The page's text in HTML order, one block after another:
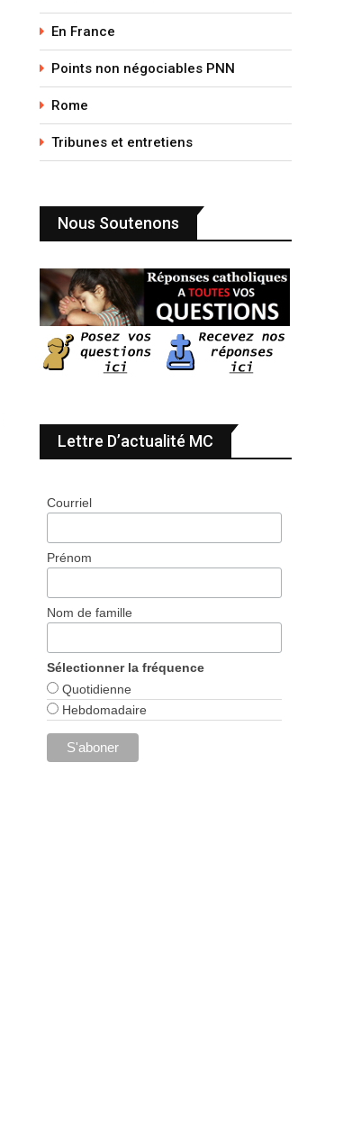
En France
Points non négociables PNN
Rome
Tribunes et entretiens
Nous Soutenons
Lettre D’actualité MC
Courriel
Prénom
Nom de famille
Sélectionner la fréquence
Quotidienne
Hebdomadaire